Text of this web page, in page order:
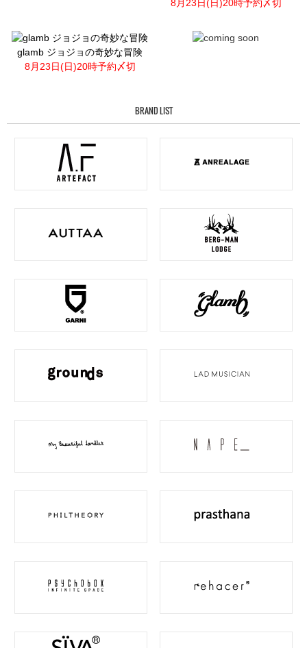
8月23日(日)20時予約〆切
glamb ジョジョの奇妙な冒険
8月23日(日)20時予約〆切
BRAND LIST